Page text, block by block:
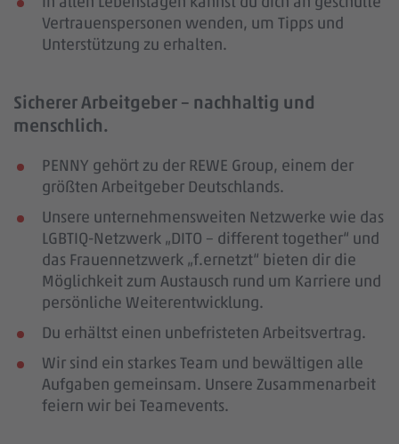
Vertrauenspersonen wenden, um Tipps und
Unterstützung zu erhalten.
Sicherer Arbeitgeber – nachhaltig und
menschlich.
PENNY gehört zu der REWE Group, einem der
größten Arbeitgeber Deutschlands.
Unsere unternehmensweiten Netzwerke wie das
LGBTIQ-Netzwerk „DITO – different together“ und
das Frauennetzwerk „f.ernetzt“ bieten dir die
Möglichkeit zum Austausch rund um Karriere und
persönliche Weiterentwicklung.
Du erhältst einen unbefristeten Arbeitsvertrag.
Wir sind ein starkes Team und bewältigen alle
Aufgaben gemeinsam. Unsere Zusammenarbeit
feiern wir bei Teamevents.